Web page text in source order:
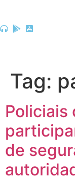
Tag:
Policiais
de